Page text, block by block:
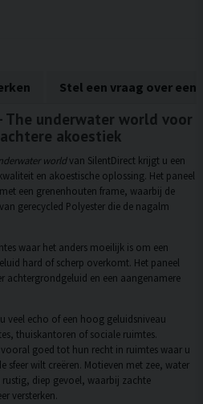
Stel een vraag over een
underwater world voor
akoestiek
worldvan SilentDirect krijgt u een
en akoestische oplossing. Het paneel
een grenenhouten frame, waarbij de
gerecycled Polyester die de nagalm
waar het anders moeilijk is om een
hard of scherp overkomt. Het paneel
achtergrondgeluid en een aangenamere
veel echo of een hoog geluidsniveau
thuiskantoren of sociale ruimtes.
goed tot hun recht in ruimtes waar u
sfeer wilt creëren. Motieven met zee, water
diep gevoel, waarbij zachte
versterken.